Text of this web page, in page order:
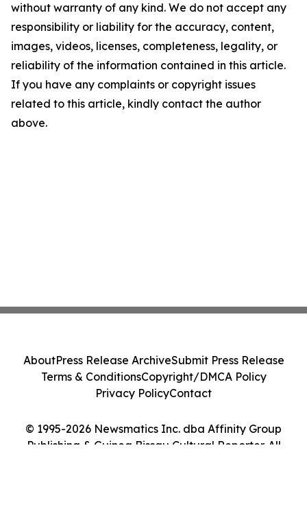
without warranty of any kind. We do not accept any
responsibility or liability for the accuracy, content,
images, videos, licenses, completeness, legality, or
reliability of the information contained in this article.
If you have any complaints or copyright issues
related to this article, kindly contact the author
above.
© 1995-2026 Newsmatics Inc. dba Affinity Group
Publishing & Guinea Bissau Cultural Reporter. All
AboutPress Release ArchiveSubmit Press Release
Terms & ConditionsCopyright/DMCA Policy
Privacy PolicyContact